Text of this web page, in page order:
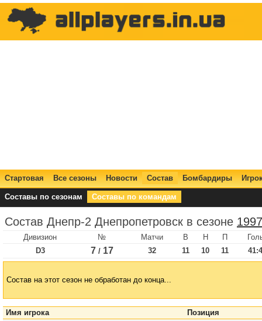
Стартовая Все сезоны Новости Состав Бомбардиры
Составы по сезонам Составы по командам
Состав Днепр-2 Днепропетровск в сезоне
Дивизион № Матчи В Н П
D3
7 / 17 32 11 10 11
Состав на этот сезон не обработан до конца...
Имя игрока
Позиция